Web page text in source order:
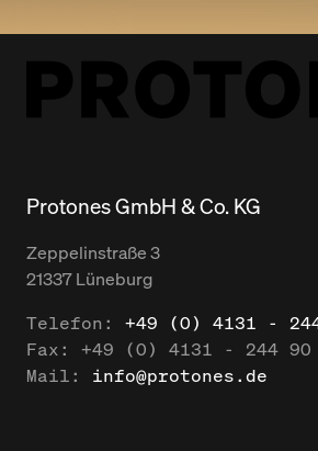
Protones GmbH & Co. KG
Zeppelinstraße3
21337Lüneburg
Telefon:
+49 (0) 4131 -
Fax:
+49 (0) 4131 - 244 90
Mail:
info@protones.de